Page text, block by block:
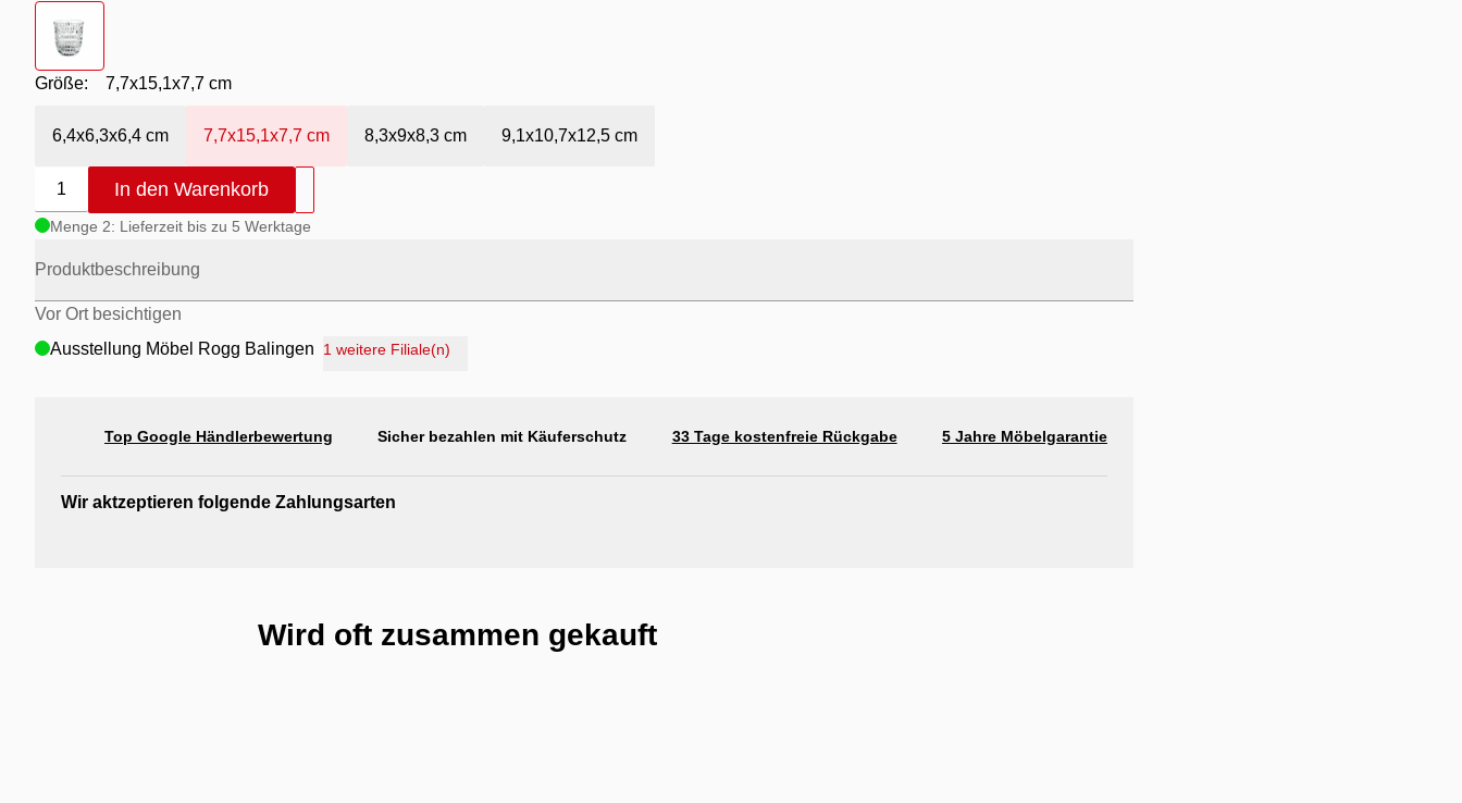
Farbton
Größe: 7,7x15,1x7,7 cm
6,4x6,3x6,4 cm 7,7x15,1x7,7 cm 8,3x9x8,3 cm 9,1x10,7x12,5 cm
1 In den Warenkorb
Menge 2: Lieferzeit bis zu 5 Werktage
Produktbeschreibung
Vor Ort besichtigen
Ausstellung Möbel Rogg Balingen
Ausstellung Rogg & Roll Reutlingen
Ausstellung Möbel Rogg Reutlingen
1 weitere Filiale(n)
Top Google Händlerbewertung Sicher bezahlen mit Käuferschutz 33 Tage kostenfreie Rückgabe 5 Jahre Möbelgarantie
Wir aktzeptieren folgende Zahlungsarten
Wird oft zusammen gekauft